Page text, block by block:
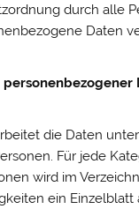
durch alle
Daten
personenbezogener
die Daten
Für jede
wird im
ein Einzelblatt